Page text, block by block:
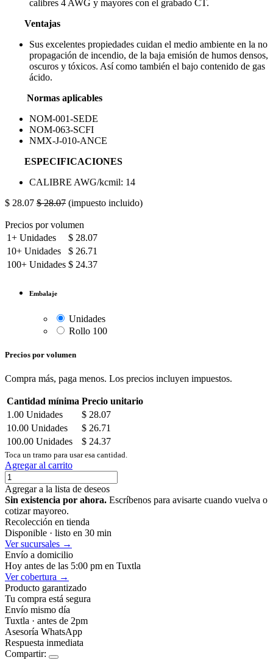
calibres 4 AWG y mayores con el grabado CT.
Ventajas
Sus excelentes propiedades cuidan el medio ambiente en la no
propagación de incendio, de la baja emisión de humos densos,
oscuros y tóxicos. Así como también el bajo contenido de gas
ácido.
Normas aplicables
NOM-001-SEDE
NOM-063-SCFI
NMX-J-010-ANCE
ESPECIFICACIONES
CALIBRE AWG/kcmil: 14
$ 28.07 $28.07 (impuesto incluido)
Precios por volumen
1+ Unidades $ 28.07
10+ Unidades $ 26.71
100+ Unidades $ 24.37
Embalaje
Unidades
Rollo 100
Precios por volumen
Compra más, paga menos. Los precios incluyen impuestos.
Cantidad mínima Precio unitario
1.00 Unidades $ 28.07
10.00 Unidades $ 26.71
100.00 Unidades $ 24.37
Toca un tramo para usar esa cantidad.
Agregar al carrito
Agregar a la lista de deseos
Sin existencia por ahora. Escríbenos para avisarte cuando vuelva o
cotizar mayoreo.
Recolección en tienda
Disponible · listo en 30 min
Ver sucursales →
Envío a domicilio
Hoy antes de las 5:00 pm en Tuxtla
Ver cobertura →
Producto garantizado
Tu compra está segura
Envío mismo día
Tuxtla · antes de 2pm
Asesoría WhatsApp
Respuesta inmediata
Compartir: